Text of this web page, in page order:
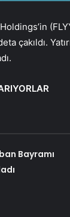
çakıldı.
Bayramı